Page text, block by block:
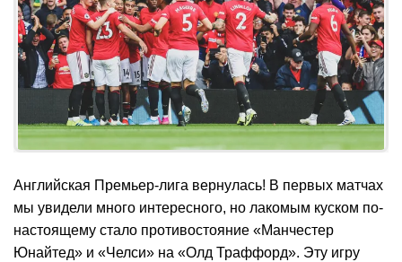
Английская Премьер-лига вернулась! В первых матчах
мы увидели много интересного, но лакомым куском по-
настоящему стало противостояние «Манчестер
Юнайтед» и «Челси» на «Олд Траффорд». Эту игру